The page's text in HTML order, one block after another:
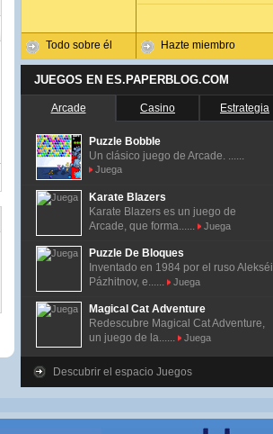
Todo sobre él Hazte miembro
JUEGOS EN ES.PAPERBLOG.COM
Arcade Casino Estrategia
Puzzle Bobble
Un clásico juego de Arcade. ......
Juega
Karate Blazers
Karate Blazers es un juego de
Arcade, que forma......
Juega
Puzzle De Bloques
Inventado en 1984 por el ruso Alekséi
Pázhitnov, e......
Juega
Magical Cat Adventure
Redescubre Magical Cat Adventure,
un juego de la......
Juega
Descubrir el espacio Juegos